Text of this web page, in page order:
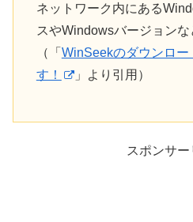
ネットワーク内にある
スやWindowsバージョン
（「 WinSeekのダウンロー
す！
」より引用）
スポンサー